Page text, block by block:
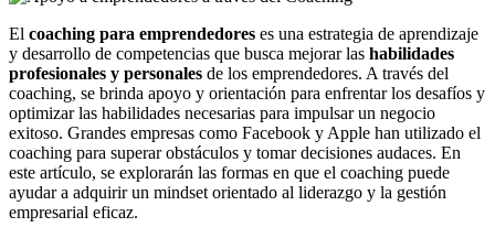
El coaching para emprendedores es una estrategia de aprendizaje
y desarrollo de competencias que busca mejorar las habilidades
profesionales y personales de los emprendedores. A través del
coaching, se brinda apoyo y orientación para enfrentar los desafíos y
optimizar las habilidades necesarias para impulsar un negocio
exitoso. Grandes empresas como Facebook y Apple han utilizado el
coaching para superar obstáculos y tomar decisiones audaces. En
este artículo, se explorarán las formas en que el coaching puede
ayudar a adquirir un mindset orientado al liderazgo y la gestión
empresarial eficaz.